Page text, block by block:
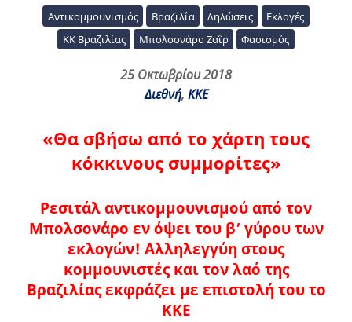
Αντικομμουνισμός Βραζιλία Δηλώσεις
Εκλογές
ΚΚ Βραζιλίας
Μπολσονάρο Ζαΐρ Φασισμός
25 Οκτωβρίου 2018
Διεθνή, ΚΚΕ
«Θα σβήσω από το χάρτη τους
κόκκινους συμμορίτες»
Ρεσιτάλ αντικομμουνισμού από τον
Μπολσονάρο εν όψει του β’ γύρου των
εκλογών! Αλληλεγγύη στους
κομμουνιστές και τον λαό της
Βραζιλίας εκφράζει με επιστολή του το
ΚΚΕ